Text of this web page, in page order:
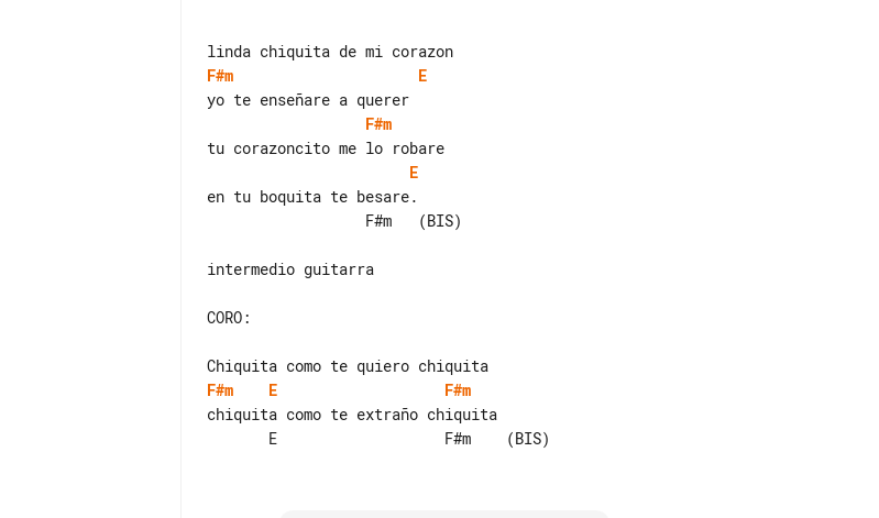
F#m
E
F#m
E
en tu boquita te besare.
intermedio guitarra
CORO:
F#m
E
F#m
chiquita como te extraño chiquita